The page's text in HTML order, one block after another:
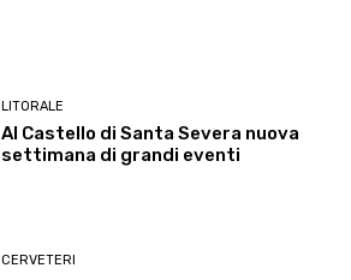
LITORALE
Al Castello di Santa Severa nuova
settimana di grandi eventi
CERVETERI